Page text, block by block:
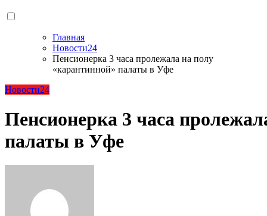
Главная
Новости24
Пенсионерка 3 часа пролежала на полу
«карантинной» палаты в Уфе
Новости24
Пенсионерка 3 часа
палаты в Уфе